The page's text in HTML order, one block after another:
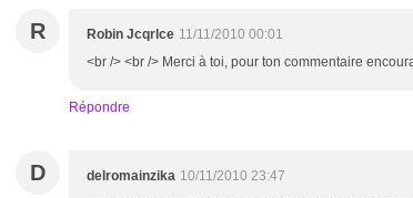
R Robin Jcqrlce 11/11/2010 00:01
<br /> <br /> Merci à toi, pour ton commentaire
Répondre
D delromainzika 10/11/2010 23:47